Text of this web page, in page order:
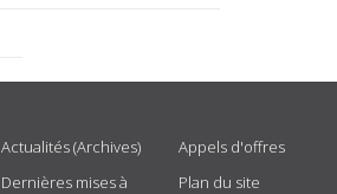
Actualités (Archives)
Dernières mises à
Appels d'offres
Plan du site